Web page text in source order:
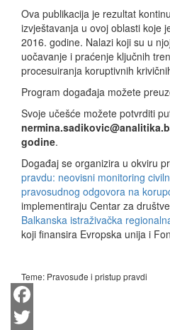
Ova publikacija je rezultat
izvještavanja u ovoj oblasti koje
2016. godine. Nalazi koji su u
uočavanje i praćenje ključnih
procesuiranja koruptivnih
Program događaja možete
Svoje učešće možete potvrditi
godine.
Događaj se organizira u okviru
pravdu: neovisni monitoring
pravosudnog odgovora na
implementiraju Centar za
Balkanska istraživačka
koji finansira Evropska unija i
Teme: Pravosuđe i pristup pravdi
Facebook